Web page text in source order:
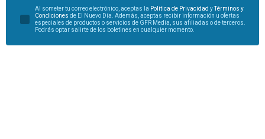
Al someter tu correo electrónico, aceptas la Política de Privacidad yTérminos y
Condiciones de El Nuevo Día. Además, aceptas recibir información u ofertas
especiales de productos o servicios de GFR Media, sus afiliadas o de terceros.
Podrás optar salirte de los boletines en cualquier momento.